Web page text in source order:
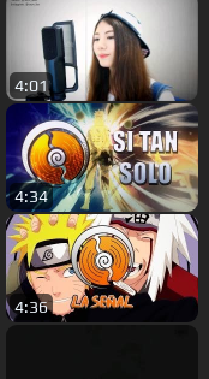
4:01
4:34
4:36